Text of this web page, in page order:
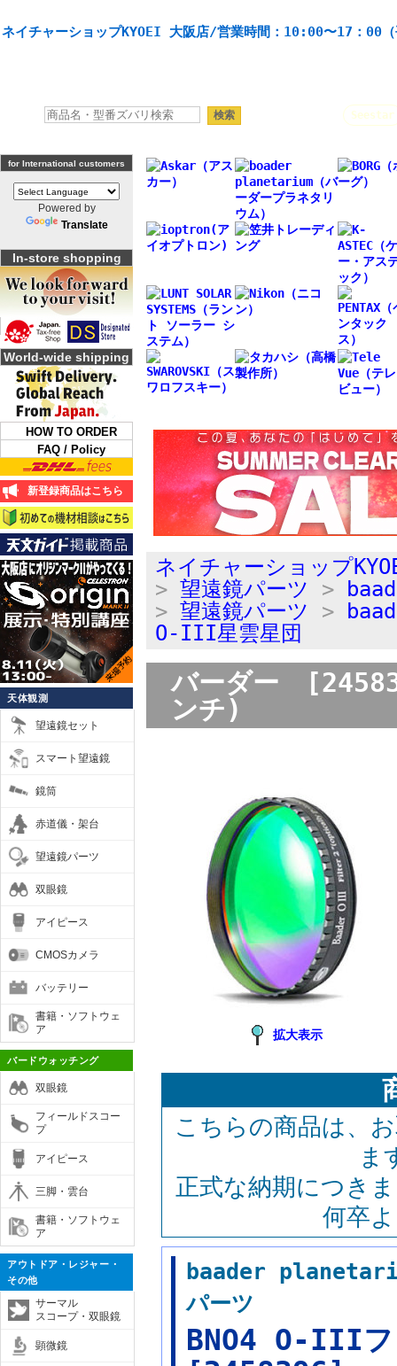
ネイチャーショップKYOEI 大阪店/営業時間：10:00〜17：00（
Seestar
for International customers
Powered by
Translate
In-store shopping
World-wide shipping
HOW TO ORDER
FAQ / Policy
新登録商品はこちら
天体観測
望遠鏡セット
スマート望遠鏡
鏡筒
赤道儀・架台
望遠鏡パーツ
双眼鏡
アイピース
CMOSカメラ
バッテリー
書籍・ソフトウェ
ア
バードウォッチング
双眼鏡
フィールドスコー
プ
アイピース
三脚・雲台
書籍・ソフトウェ
ア
アウトドア・レジャー・
その他
サーマル
スコープ・双眼鏡
顕微鏡
ネイチャーショップ
> 望遠鏡パーツ >
> 望遠鏡パーツ >
O-III星雲星団
バーダー
ンチ)
拡大表示
こちらの商品は、
ま
正式な納期につき
何卒
baader
パーツ
BNO4 O-IIIフ